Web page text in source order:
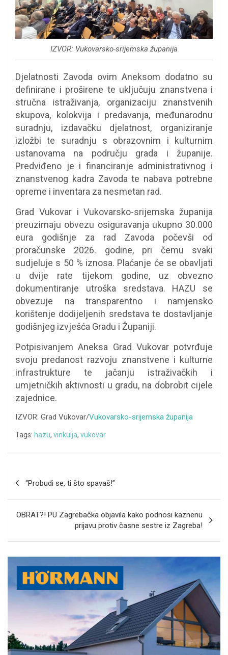
IZVOR: Vukovarsko-srijemska županija
Djelatnosti Zavoda ovim Aneksom dodatno su
definirane i proširene te uključuju znanstvena i
stručna istraživanja, organizaciju znanstvenih
skupova, kolokvija i predavanja, međunarodnu
suradnju, izdavačku djelatnost, organiziranje
izložbi te suradnju s obrazovnim i kulturnim
ustanovama na području grada i županije.
Predviđeno je i financiranje administrativnog i
znanstvenog kadra Zavoda te nabava potrebne
opreme i inventara za nesmetan rad.
Grad Vukovar i Vukovarsko-srijemska županija
preuzimaju obvezu osiguravanja ukupno 30.000
eura godišnje za rad Zavoda počevši od
proračunske 2026. godine, pri čemu svaki
sudjeluje s 50 % iznosa. Plaćanje će se obavljati
u dvije rate tijekom godine, uz obvezno
dokumentiranje utroška sredstava. HAZU se
obvezuje na transparentno i namjensko
korištenje dodijeljenih sredstava te dostavljanje
godišnjeg izvješća Gradu i Županiji.
Potpisivanjem Aneksa Grad Vukovar potvrđuje
svoju predanost razvoju znanstvene i kulturne
infrastrukture te jačanju istraživačkih i
umjetničkih aktivnosti u gradu, na dobrobit cijele
zajednice.
IZVOR: Grad Vukovar/Vukovarsko-srijemska županija
Tags: hazu, vinkulja, vukovar
“Probudi se, ti što spavaš!”
OBRAT?! PU Zagrebačka objavila kako podnosi kaznenu
prijavu protiv časne sestre iz Zagreba!
A
v
e
i